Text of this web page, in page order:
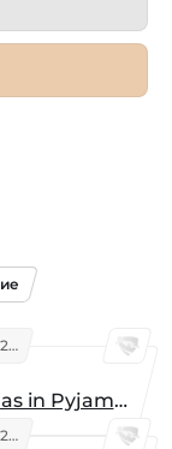
Esports World Cup 2026
Ninjas in Pyjamas
Esports World Cup 2026